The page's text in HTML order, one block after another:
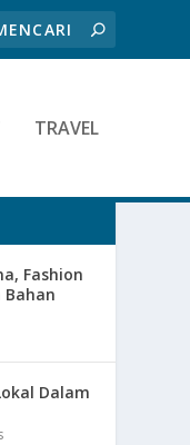
TRAVEL
Fashion
Bahan
Dalam